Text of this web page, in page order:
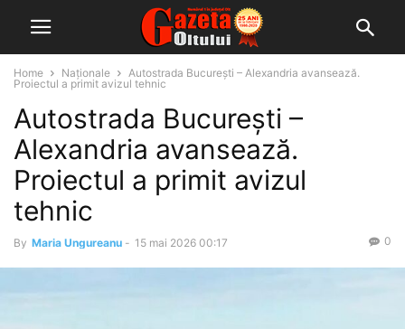
Home Naționale
Autostrada București – Alexandria avansează.
Proiectul a primit avizul tehnic
Autostrada București –
Alexandria avansează.
Proiectul a primit avizul
tehnic
By Maria Ungureanu - 15 mai 2026 00:17 0